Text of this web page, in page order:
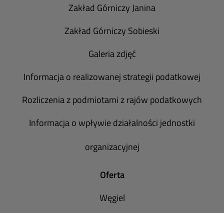
Zakład Górniczy Janina
Zakład Górniczy Sobieski
Galeria zdjęć
Informacja o realizowanej strategii podatkowej
Rozliczenia z podmiotami z rajów podatkowych
Informacja o wpływie działalności jednostki
organizacyjnej
Oferta
Węgiel